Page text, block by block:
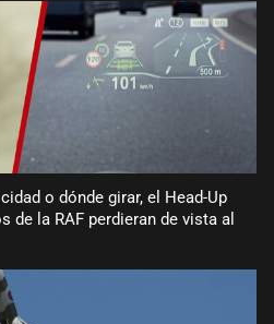
o dónde girar, el Head-Up
la RAF perdieran de vista al